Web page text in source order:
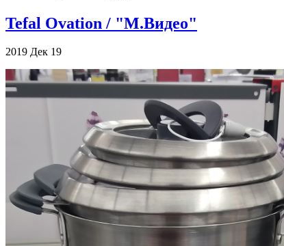
Tefal Ovation / "М.Видео"
2019 Дек 19